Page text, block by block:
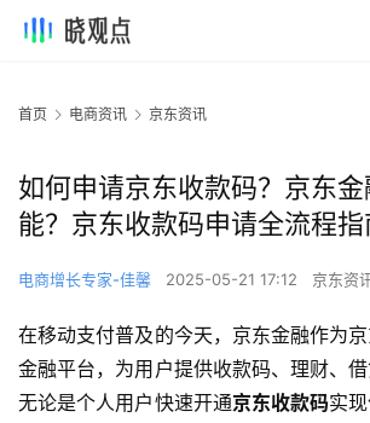
首页 电商资讯 京东资讯
如何申请京东收款码？京东
能？京东收款码申请全流程指
电商增长专家-佳馨 2025-05-21 17:12 京东资
在移动支付普及的今天，京东金融作为
金融平台，为用户提供收款码、理财、借
无论是个人用户快速开通京东收款码实